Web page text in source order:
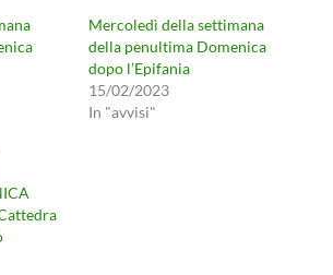
Mercoledì della settimana
della penultima Domenica
dopo l’Epifania
15/02/2023
In "avvisi"